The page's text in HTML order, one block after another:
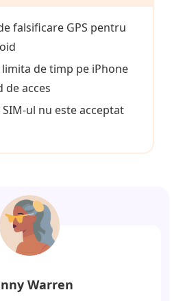
falsificare GPS pentru
de timp pe iPhone
de acces
SIM-ul nu este acceptat
Warren